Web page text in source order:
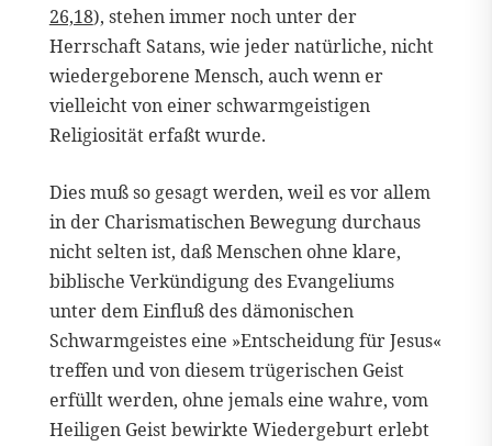
26,18), stehen immer noch unter der
Herrschaft Satans, wie jeder natürliche, nicht
wiedergeborene Mensch, auch wenn er
vielleicht von einer schwarmgeistigen
Religiosität erfaßt wurde.
Dies muß so gesagt werden, weil es vor allem
in der Charismatischen Bewegung durchaus
nicht selten ist, daß Menschen ohne klare,
biblische Verkündigung des Evangeliums
unter dem Einfluß des dämonischen
Schwarmgeistes eine »Entscheidung für Jesus«
treffen und von diesem trügerischen Geist
erfüllt werden, ohne jemals eine wahre, vom
Heiligen Geist bewirkte Wiedergeburt erlebt